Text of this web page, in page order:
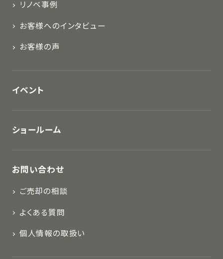
リノベ事例
お客様へのインタビュー
お客様の声
イベント
ショールーム
お問い合わせ
ご売却の相談
よくある質問
個人情報の取扱い